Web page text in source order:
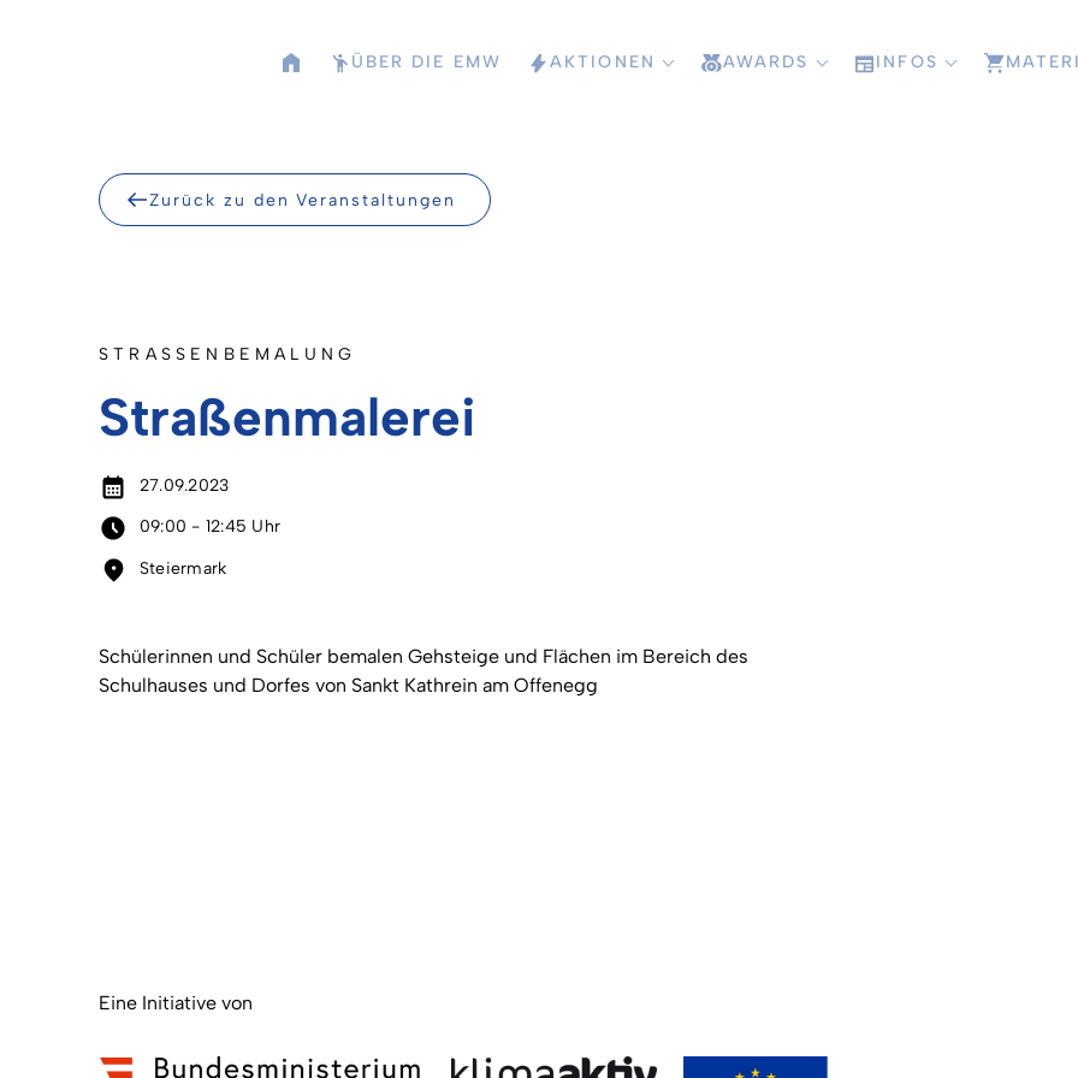
ÜBER DIE EMW AKTIONEN AWARDS INFOS
Zurück zu den Veranstaltungen
STRASSENBEMALUNG
Straßenmalerei
27.09.2023
09:00 - 12:45 Uhr
Steiermark
Schülerinnen und Schüler bemalen Gehsteige und Flächen im Bereich des
Schulhauses und Dorfes von Sankt Kathrein am Offenegg
Eine Initiative von